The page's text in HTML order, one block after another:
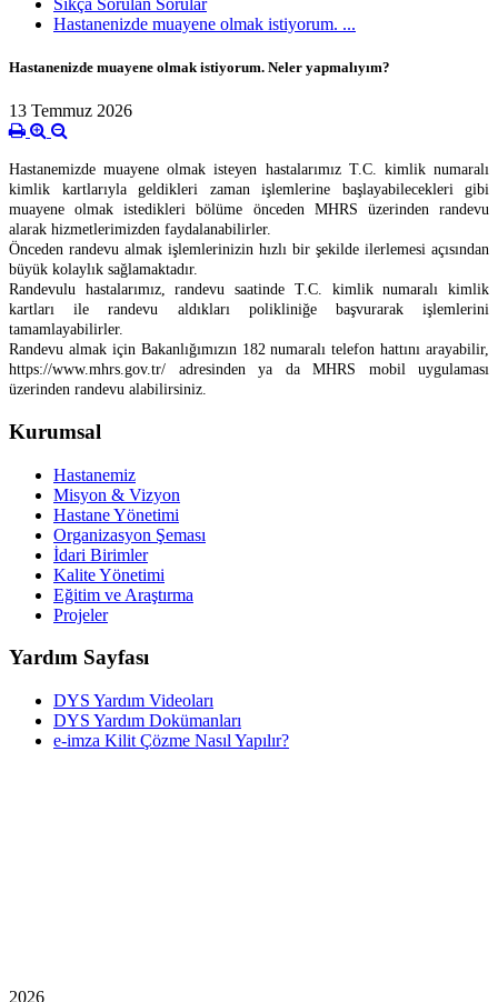
Hastanenizde muayene olmak istiyorum. ...
Hastanenizde muayene olmak istiyorum. Neler yapmalıyım?
13 Temmuz 2026
Hastanemizde muayene olmak isteyen hastalarımız T.C. kimlik numaralı
kimlik kartlarıyla geldikleri zaman işlemlerine başlayabilecekleri gibi
muayene olmak istedikleri bölüme önceden MHRS üzerinden randevu
alarak hizmetlerimizden faydalanabilirler.
Önceden randevu almak işlemlerinizin hızlı bir şekilde ilerlemesi açısından
büyük kolaylık sağlamaktadır.
Randevulu hastalarımız, randevu saatinde T.C. kimlik numaralı kimlik
kartları ile randevu aldıkları polikliniğe başvurarak işlemlerini
tamamlayabilirler.
Randevu almak için Bakanlığımızın 182 numaralı telefon hattını arayabilir,
https://www.mhrs.gov.tr/ adresinden ya da MHRS mobil uygulaması
üzerinden randevu alabilirsiniz.
Kurumsal
Hastanemiz
Misyon & Vizyon
Hastane Yönetimi
Organizasyon Şeması
İdari Birimler
Kalite Yönetimi
Eğitim ve Araştırma
Projeler
Yardım Sayfası
DYS Yardım Videoları
DYS Yardım Dokümanları
e-imza Kilit Çözme Nasıl Yapılır?
2026